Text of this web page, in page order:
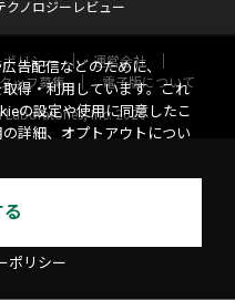
クノロジーレビュー
リシー
運営会社
ッフ募集
電子版について
Laboratories, Inc. 2026
告配信などのために、
得・利用しています。これ
の設定や使用に同意したこ
詳細、オプトアウトについ
ポリシー